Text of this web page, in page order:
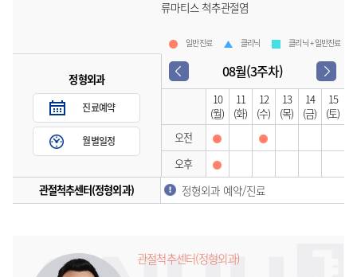
류마티스 척추관절염
일반진료 클리닉 클리닉 + 일반진료
정형외과
진료예약
월별일정
08월(3주차)
10
(월)
11
(화)
12
(수)
13
(목)
14
(금)
15
(토)
오전
오후
관절척추센터(정형외과)
정형외과 예약/진료
관절척추센터(정형외과)